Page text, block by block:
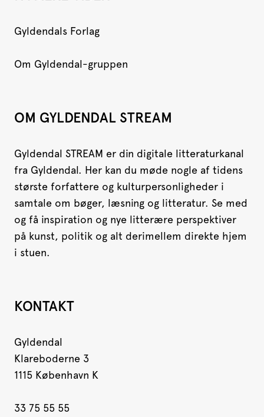
Gyldendals Forlag
Om Gyldendal-gruppen
OM GYLDENDAL STREAM
Gyldendal STREAM er din digitale litteraturkanal
fra Gyldendal. Her kan du møde nogle af tidens
største forfattere og kulturpersonligheder i
samtale om bøger, læsning og litteratur. Se med
og få inspiration og nye litterære perspektiver
på kunst, politik og alt derimellem direkte hjem
i stuen.
KONTAKT
Gyldendal
Klareboderne 3
1115 København K
33 75 55 55